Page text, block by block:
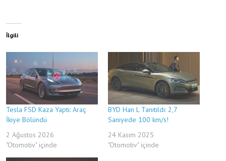
İlgili
Tesla FSD Kaza Yaptı: Araç
İkiye Bölündü
2 Ağustos 2026
"Otomotiv" içinde
BYD Han L Tanıtıldı: 2,7
Saniyede 100 km/s!
24 Kasım 2025
"Otomotiv" içinde